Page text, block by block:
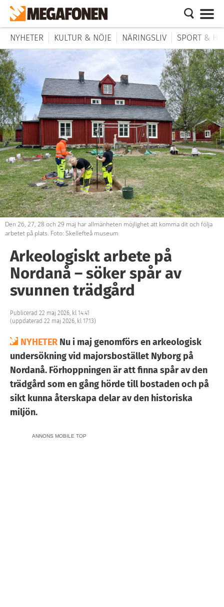
NYHETER KULTUR & NÖJE NÄRINGSLIV SPORT &
Den 26, 27, 28 och 29 maj har allmänheten möjlighet att komma dit och följa
arbetet på plats. Foto: Skellefteå museum
Arkeologiskt arbete på
Nordanå – söker spår av
svunnen trädgård
Publicerad 22 maj 2026, kl 14:41
(uppdaterad 22 maj 2026, kl 17:13)
NYHETER Nu i maj genomförs en arkeologisk
undersökning vid majorsbostället Nyborg på
Nordanå. Förhoppningen är att finna spår av den
trädgård som en gång hörde till bostaden och på
sikt kunna återskapa delar av den historiska
miljön.
ANNONS MOBILE TOP